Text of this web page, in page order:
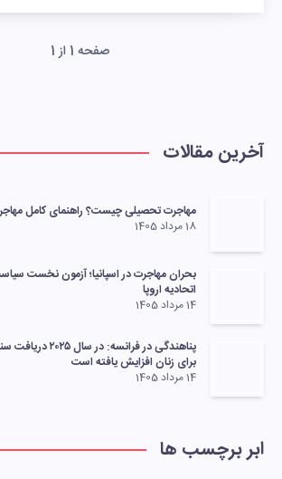
صفحه 1 از 1
آخرین مقالات
مهاجرت تحصیلی چیست؟ راهنمای کامل
18 مرداد 1405
بحران مهاجرت در اسپانیا؛ آزمون نخست
اتحادیه اروپا
14 مرداد 1405
پناهندگی در فرانسه:
برای زنان افزایش یافته است
14 مرداد 1405
ابر برچسب ها